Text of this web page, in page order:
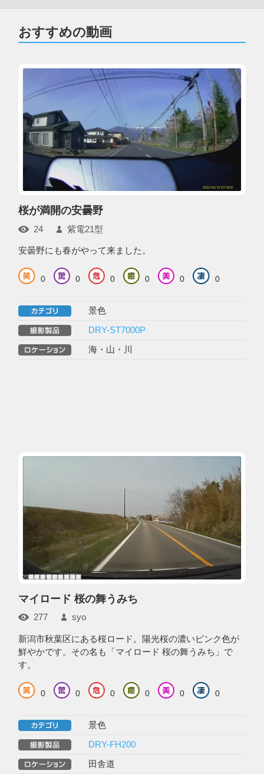
おすすめの動画
桜が満開の安曇野
24 紫電21型
安曇野にも春がやって来ました。
0 0 0 0 0 0
景色
DRY-ST7000P
海・山・川
マイロード 桜の舞うみち
277 syo
新潟市秋葉区にある桜ロード。陽光桜の濃いピンク色が
鮮やかです。その名も「マイロード 桜の舞うみち」で
す。
0 0 0 0 0 0
景色
DRY-FH200
田舎道